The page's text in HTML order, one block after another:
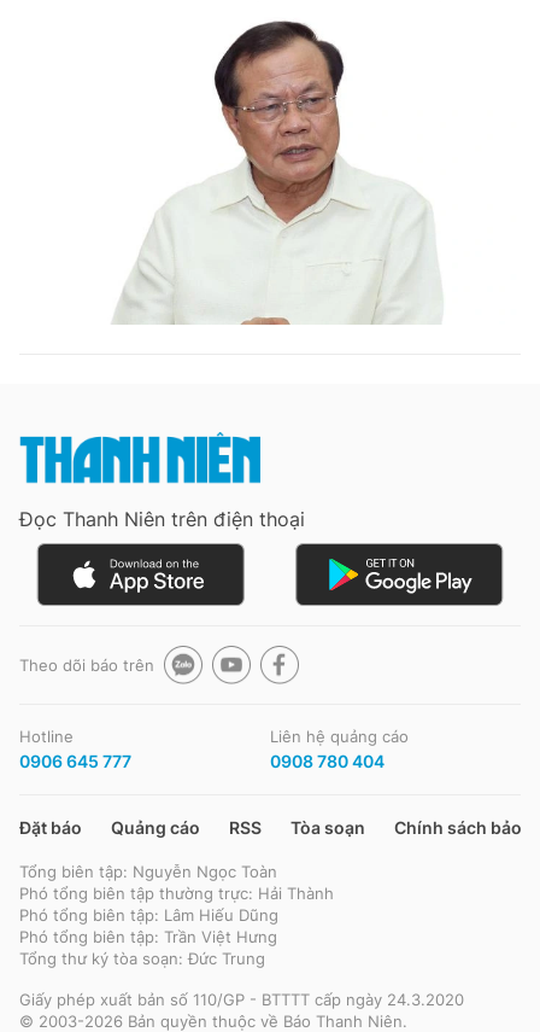
Tin 24h
Tin 360
Magazine
Sản phẩm khác
Bạn cần biết
Đọc Thanh Niên trên điện thoại
0906 645 777 0908 780 404
Đặt báo Quảng cáo RSS Tòa soạn
Tổng biên tập: Nguyễn Ngọc Toàn
Phó tổng biên tập thường trực: Hải Thành
Phó tổng biên tập: Lâm Hiếu Dũng
Phó tổng biên tập: Trần Việt Hưng
Tổng thư ký tòa soạn: Đức Trung
Đọc Thanh Niên trên điện thoại
Theo dõi báo trên
Hotline
0906 645 777
Liên hệ quảng cáo
0908 780 404
Đặt báo Quảng cáo RSS Tòa soạn Chính sách bảo
Tổng biên tập: Nguyễn Ngọc Toàn
Phó tổng biên tập thường trực: Hải Thành
Phó tổng biên tập: Lâm Hiếu Dũng
Phó tổng biên tập: Trần Việt Hưng
Tổng thư ký tòa soạn: Đức Trung
Giấy phép xuất bản số 110/GP - BTTTT cấp ngày 24.3.2020
© 2003-2026 Bản quyền thuộc về Báo Thanh Niên.